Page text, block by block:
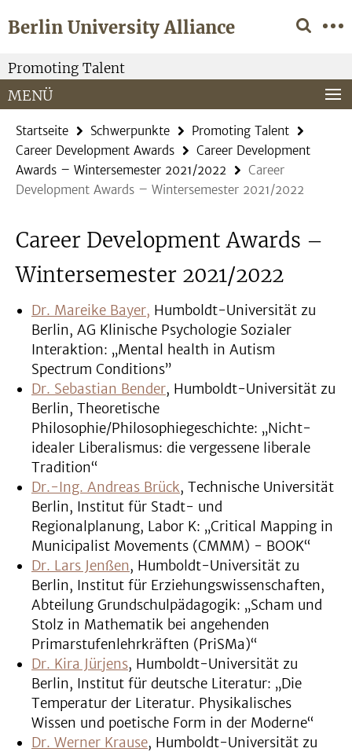
direkt
Inhalt
Berlin University Alliance
Service-
Navigation
Promoting Talent
MENÜ
Startseite Schwerpunkte
Promoting Talent
Career Development Awards
Career Development
Awards – Wintersemester 2021/2022
Career
Development Awards – Wintersemester 2021/2022
Career Development Awards –
Wintersemester 2021/2022
Dr. Mareike Bayer, Humboldt-Universität zu
Berlin, AG Klinische Psychologie Sozialer
Interaktion: „Mental health in Autism
Spectrum Conditions”
Dr. Sebastian Bender, Humboldt-Universität zu
Berlin, Theoretische
Philosophie/Philosophiegeschichte: „Nicht-
idealer Liberalismus: die vergessene liberale
Tradition“
Dr.-Ing. Andreas Brück, Technische Universität
Berlin, Institut für Stadt- und
Regionalplanung, Labor K: „Critical Mapping in
Municipalist Movements (CMMM) - BOOK“
Dr. Lars Jenßen, Humboldt-Universität zu
Berlin, Institut für Erziehungswissenschaften,
Abteilung Grundschulpädagogik: „Scham und
Stolz in Mathematik bei angehenden
Primarstufenlehrkräften (PriSMa)“
Dr. Kira Jürjens, Humboldt-Universität zu
Berlin, Institut für deutsche Literatur: „Die
Temperatur der Literatur. Physikalisches
Wissen und poetische Form in der Moderne“
Dr. Werner Krause, Humboldt-Universität zu